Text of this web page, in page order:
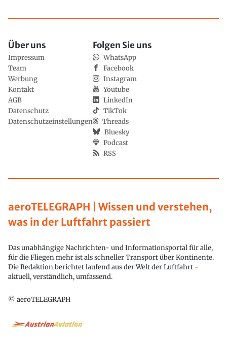
aeroTELEGRAPH | Wissen und verstehen,
was in der Luftfahrt passiert
Das unabhängige Nachrichten- und Informationsportal für alle,
für die Fliegen mehr ist als schneller Transport über Kontinente.
Die Redaktion berichtet laufend aus der Welt der Luftfahrt -
aktuell, verständlich, umfassend.
© aeroTELEGRAPH
Über uns
Impressum
Team
Werbung
Kontakt
AGB
Datenschutz
Datenschutzeinstellungen
Folgen Sie uns
WhatsApp
Facebook
Instagram
Youtube
LinkedIn
TikTok
Threads
Bluesky
Podcast
RSS